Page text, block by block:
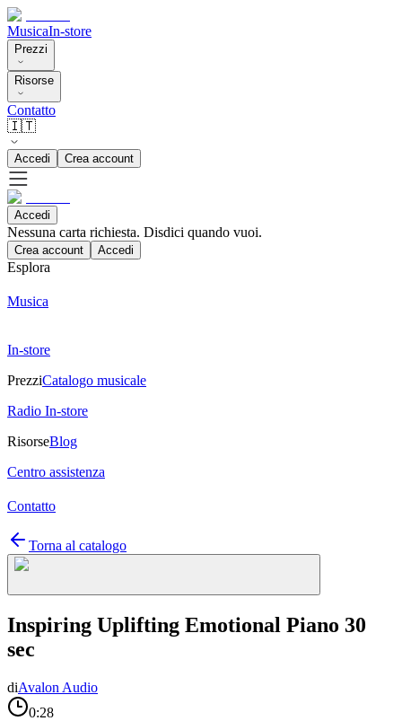
MusicaIn-store
Prezzi
Risorse
Contatto
🇮🇹
Accedi Crea account
Accedi
Nessuna carta richiesta. Disdici quando vuoi.
Crea account Accedi
Esplora
Musica
In-store
PrezziCatalogo musicale
Radio In-store
RisorseBlog
Centro assistenza
Contatto
Torna al catalogo
Inspiring Uplifting Emotional Piano 30
sec
diAvalon Audio
0:28